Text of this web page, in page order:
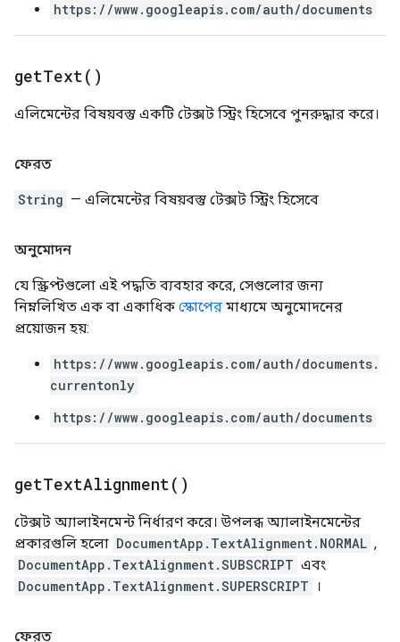
https://www.googleapis.com/auth/documents
getText( )
এলিমেন্টের বিষয়বস্তু একটি টেক্সট স্ট্রিং হিসেবে পুনরুদ্ধার করে।
ফেরত
String — এলিমেন্টের বিষয়বস্তু টেক্সট স্ট্রিং হিসেবে
অনুমোদন
যে স্ক্রিপ্টগুলো এই পদ্ধতি ব্যবহার করে, সেগুলোর জন্য
নিম্নলিখিত এক বা একাধিক স্কোপের মাধ্যমে অনুমোদনের
প্রয়োজন হয়:
https://www.googleapis.com/auth/documents.
currentonly
https://www.googleapis.com/auth/documents
getTextAlignment( )
টেক্সট অ্যালাইনমেন্ট নির্ধারণ করে। উপলব্ধ অ্যালাইনমেন্টের
প্রকারগুলি হলো DocumentApp.TextAlignment.NORMAL ,
DocumentApp.TextAlignment.SUBSCRIPT এবং
DocumentApp.TextAlignment.SUPERSCRIPT
।
ফেরত